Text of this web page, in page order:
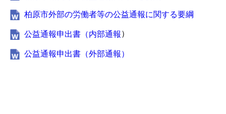
柏原市外部の労働者等の公益通報に関する要綱
公益通報申出書（内部通報 ）
公益通報申出書（外部通報）